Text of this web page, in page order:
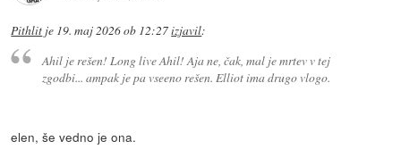
Pithlit je 19. maj 2026 ob 12:27izjavil:
Ahil je rešen! Long live Ahil! Aja ne, čak, mal je mrtev v tej
zgodbi... ampak je pa vseeno rešen. Elliot ima drugo vlogo.
elen, še vedno je ona.